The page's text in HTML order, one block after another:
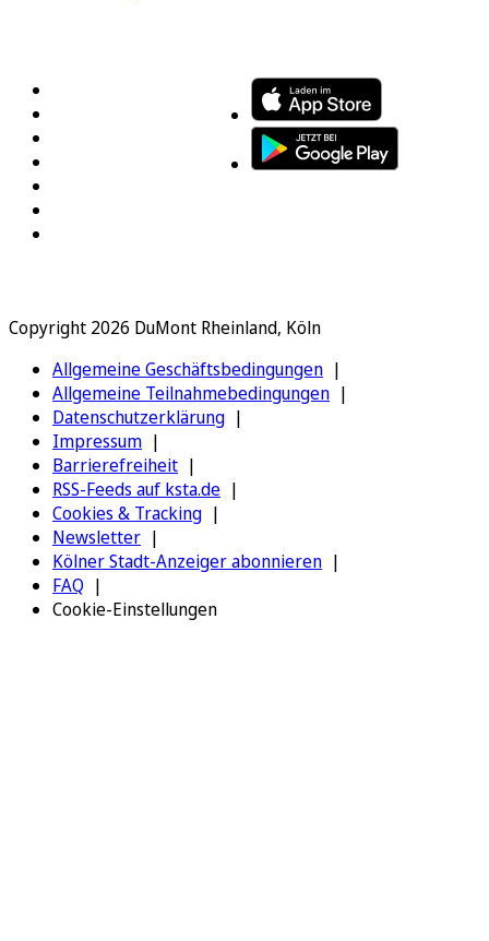
Copyright 2026 DuMont Rheinland, Köln
Allgemeine Geschäftsbedingungen
Allgemeine Teilnahmebedingungen
Datenschutzerklärung
Impressum
Barrierefreiheit
RSS-Feeds auf ksta.de
Cookies & Tracking
Newsletter
Kölner Stadt-Anzeiger abonnieren
FAQ
Cookie-Einstellungen